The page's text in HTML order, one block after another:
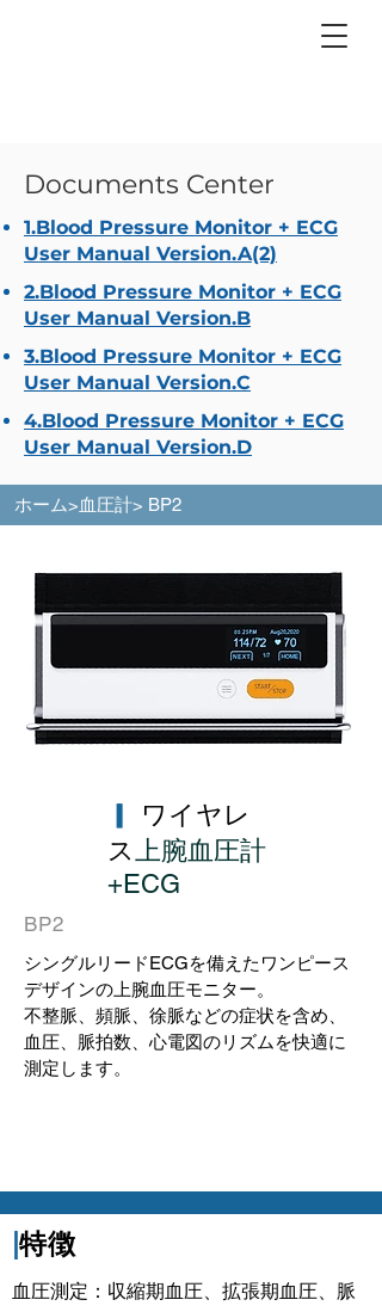
Documents Center
1.Blood Pressure Monitor + ECG
User Manual Version.A(2)
2.Blood Pressure Monitor + ECG
User Manual Version.B
3.Blood Pressure Monitor + ECG
User Manual Version.C
4.Blood Pressure Monitor + ECG
User Manual Version.D
ホーム>血圧計> BP2
▎
ワイヤレ
ス上腕血圧計
+ECG
BP2
シングルリードECGを備えたワンピース
デザインの上腕血圧モニター。
不整脈、頻脈、徐脈などの症状を含め、
血圧、脈拍数、心電図のリズムを快適に
測定します。
特徴
血圧測定：収縮期血圧、拡張期血圧、脈